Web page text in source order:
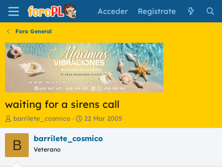
Acceder Regístrate
Foro General
waiting for a sirens call
I
n
i
c
a
barrilete_cosmico
F
e
c
22 Mar 2005
B barrilete_cosmico
Veterano